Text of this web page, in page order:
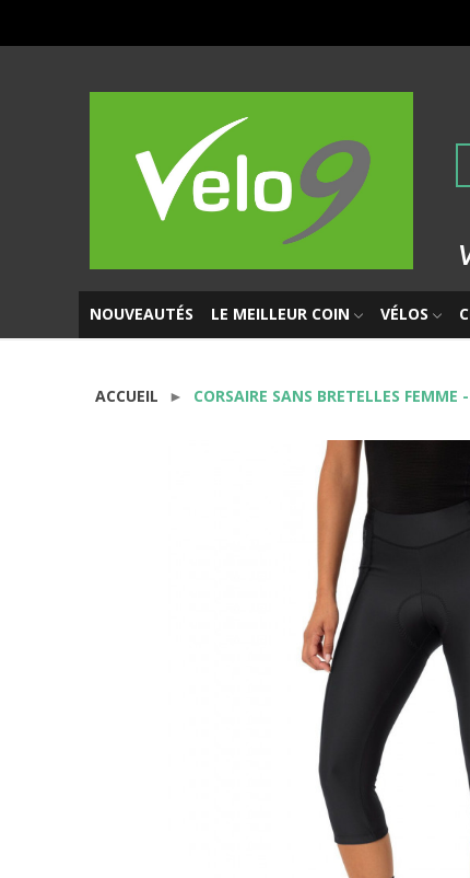
NOUVEAUTÉS LE MEILLEUR COIN VÉLOS
ACCUEIL CORSAIRE SANS BRETELLES